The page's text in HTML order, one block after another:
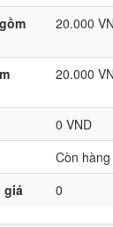
20.000
20.000
0 VND
Còn
giá
0